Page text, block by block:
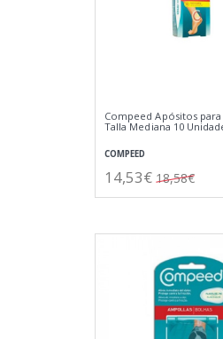
Compeed Apósitos
Talla Mediana 10
COMPEED
14,53€ 18,58€